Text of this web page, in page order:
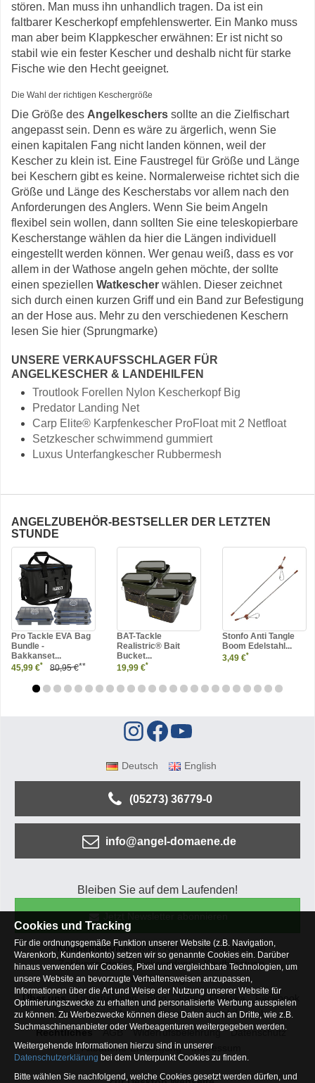
stören. Man muss ihn unhandlich tragen. Da ist ein
faltbarer Kescherkopf empfehlenswerter. Ein Manko muss
man aber beim Klappkescher erwähnen: Er ist nicht so
stabil wie ein fester Kescher und deshalb nicht für starke
Fische wie den Hecht geeignet.
Die Wahl der richtigen Keschergröße
Die Größe des Angelkeschers sollte an die Zielfischart
angepasst sein. Denn es wäre zu ärgerlich, wenn Sie
einen kapitalen Fang nicht landen können, weil der
Kescher zu klein ist. Eine Faustregel für Größe und Länge
bei Keschern gibt es keine. Normalerweise richtet sich die
Größe und Länge des Kescherstabs vor allem nach den
Anforderungen des Anglers. Wenn Sie beim Angeln
flexibel sein wollen, dann sollten Sie eine teleskopierbare
Kescherstange wählen da hier die Längen individuell
eingestellt werden können. Wer genau weiß, dass es vor
allem in der Wathose angeln gehen möchte, der sollte
einen speziellen Watkescher wählen. Dieser zeichnet
sich durch einen kurzen Griff und ein Band zur Befestigung
an der Hose aus. Mehr zu den verschiedenen Keschern
lesen Sie hier (Sprungmarke)
UNSERE VERKAUFSSCHLAGER FÜR
ANGELKESCHER & LANDEHILFEN
Troutlook Forellen Nylon Kescherkopf Big
Predator Landing Net
Carp Elite® Karpfenkescher ProFloat mit 2 Netfloat
Setzkescher schwimmend gummiert
Luxus Unterfangkescher Rubbermesh
ANGELZUBEHÖR-BESTSELLER DER LETZTEN
STUNDE
Pro Tackle EVA Bag
Bundle -
Bakkanset...
45,99 €* 80,95 €**
BAT-Tackle
Realistric® Bait
Bucket...
19,99 €*
Stonfo Anti Tangle
Boom Edelstahl...
3,49 €*
Deutsch English
(05273) 36779-0
info@angel-domaene.de
Bleiben Sie auf dem Laufenden!
Kundenservice Mein Konto
Versandkosten
Zahlungsarten
Rücksendung
Kaufberatung
Häufige Fragen
Über uns
Unternehmen Blog Jobs & Praktika
Facebook
Osterfeldsee
Archiv Sitemap
Kontaktformular
Rechtliches
AGB Widerrufsbelehrung
Datenschutz
Altbatterie-Entsorgung
Impressum
Cookies und Tracking
Für die ordnungsgemäße Funktion unserer Website (z.B. Navigation,
Warenkorb, Kundenkonto) setzen wir so genannte Cookies ein. Darüber
hinaus verwenden wir Cookies, Pixel und vergleichbare Technologien, um
unsere Website an bevorzugte Verhaltensweisen anzupassen,
Informationen über die Art und Weise der Nutzung unserer Website für
Optimierungszwecke zu erhalten und personalisierte Werbung ausspielen
zu können. Zu Werbezwecke können diese Daten auch an Dritte, wie z.B.
Suchmaschinenanbieter oder Werbeagenturen weitergegeben werden.
Weitergehende Informationen hierzu sind in unserer
Datenschutzerklärung bei dem Unterpunkt Cookies zu finden.
Bitte wählen Sie nachfolgend, welche Cookies gesetzt werden dürfen, und